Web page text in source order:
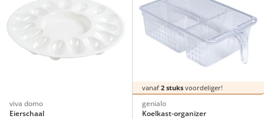
viva domo
Eierschaal
vanaf 2 stuksvoordeliger!
genialo
Koelkast-organizer